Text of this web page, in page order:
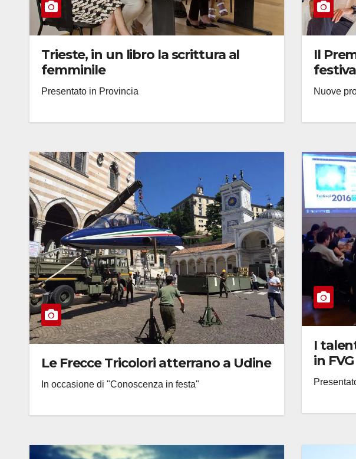
Trieste, in un libro la scrittura al
femminile
Presentato in Provincia
Il
Nuove
Le Frecce Tricolori atterrano a Udine
In occasione di "Conoscenza in festa"
I
in FVG